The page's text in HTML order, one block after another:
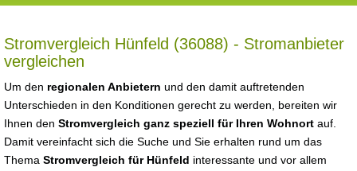
Stromvergleich Hünfeld (36088) - Stromanbieter
vergleichen
Um den regionalen Anbietern und den damit auftretenden
Unterschieden in den Konditionen gerecht zu werden, bereiten wir
Ihnen den Stromvergleich ganz speziell für Ihren Wohnort auf.
Damit vereinfacht sich die Suche und Sie erhalten rund um das
Thema Stromvergleich für Hünfeld interessante und vor allem